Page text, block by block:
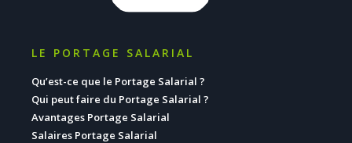
LE PORTAGE SALARIAL
Qu’est-ce que le Portage Salarial ?
Qui peut faire du Portage Salarial ?
Avantages Portage Salarial
Salaires Portage Salarial